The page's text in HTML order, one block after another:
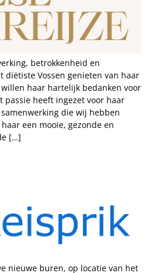
betrokkenheid en
diëtiste Vossen genieten van haar
haar hartelijk bedanken voor
heeft ingezet voor haar
die wij hebben
een mooie, gezonde en
[…]
nieuwe buren, op locatie van het